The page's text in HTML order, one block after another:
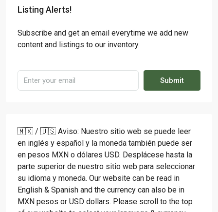
Listing Alerts!
Subscribe and get an email everytime we add new
content and listings to our inventory.
Submit
🇲🇽 / 🇺🇸 Aviso: Nuestro sitio web se puede leer
en inglés y español y la moneda también puede ser
en pesos MXN o dólares USD. Desplácese hasta la
parte superior de nuestro sitio web para seleccionar
su idioma y moneda. Our website can be read in
English & Spanish and the currency can also be in
MXN pesos or USD dollars. Please scroll to the top